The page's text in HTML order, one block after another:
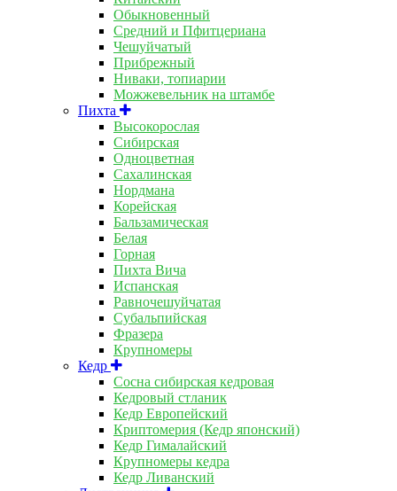
Обыкновенный
Средний и Пфитцериана
Чешуйчатый
Прибрежный
Ниваки, топиарии
Можжевельник на штамбе
Пихта
Высокорослая
Сибирская
Одноцветная
Сахалинская
Нордмана
Корейская
Бальзамическая
Белая
Горная
Пихта Вича
Испанская
Равночешуйчатая
Субальпийская
Фразера
Крупномеры
Кедр
Сосна сибирская кедровая
Кедровый стланик
Кедр Европейский
Криптомерия (Кедр японский)
Кедр Гималайский
Крупномеры кедра
Кедр Ливанский